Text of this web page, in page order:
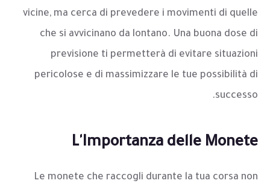
vicine, ma cerca di prevedere i movimenti di quelle
che si avvicinano da lontano. Una buona dose di
previsione ti permetterà di evitare situazioni
pericolose e di massimizzare le tue possibilità di
successo.
L'Importanza delle Monete
Le monete che raccogli durante la tua corsa non